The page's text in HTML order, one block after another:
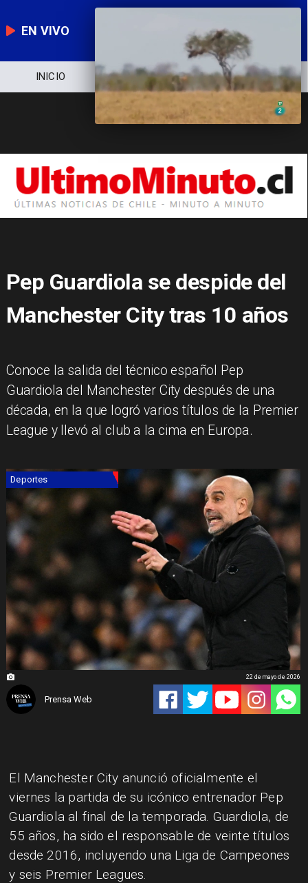
EN VIVO
NOTICIERO POLÍTICA ECONOMÍA
Pep Guardiola se despide del
Manchester City tras 10 años
Conoce la salida del técnico español Pep
Guardiola del Manchester City después de una
década, en la que logró varios títulos de la Premier
League y llevó al club a la cima en Europa.
Deportes
Prensa Web
22 de mayo de 2026
El Manchester City anunció oficialmente el
viernes la partida de su icónico entrenador Pep
Guardiola al final de la temporada. Guardiola, de
55 años, ha sido el responsable de veinte títulos
desde 2016, incluyendo una Liga de Campeones
y seis Premier Leagues.